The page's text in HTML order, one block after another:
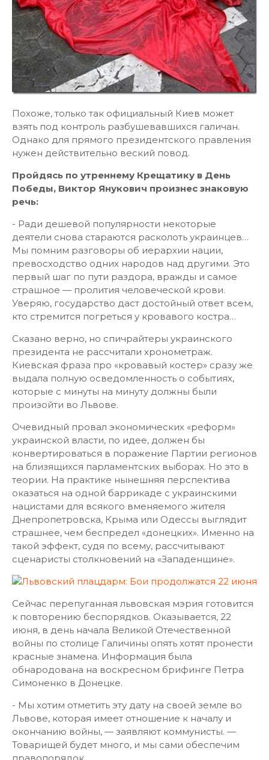
Похоже, только так официальный Киев может
взять под контроль разбушевавшихся галичан.
Однако для прямого президентского правления
нужен действительно веский повод.
Пройдясь по утреннему Крещатику в День
Победы, Виктор Янукович произнес знаковую
речь:
- Ради дешевой популярности некоторые
деятели снова стараются расколоть украинцев…
Мы помним разговоры об иерархии нации,
превосходство одних народов над другими. Это
первый шаг по пути раздора, вражды и самое
страшное — пролития человеческой крови.
Уверяю, государство даст достойный ответ всем,
кто стремится погреться у кровавого костра…
Сказано верно, но спичрайтеры украинского
президента не рассчитали хронометраж.
Киевская фраза про «кровавый костер» сразу же
выдала полную осведомленность о событиях,
которые с минуты на минуту должны были
произойти во Львове.
Очевидный провал экономических «реформ»
украинской власти, по идее, должен бы
конвертироваться в поражение Партии регионов
на близящихся парламентских выборах. Но это в
теории. На практике нынешняя перспектива
оказаться на одной баррикаде с украинскими
нацистами для всякого вменяемого жителя
Днепропетровска, Крыма или Одессы выглядит
страшнее, чем беспредел «донецких». Именно на
такой эффект, судя по всему, рассчитывают
сценаристы столкновений на «Западенщине».
Сейчас перепуганная львовская мэрия готовится
к повторению беспорядков. Оказывается, 22
июня, в день начала Великой Отечественной
войны по столице Галичины опять хотят пронести
красные знамена. Информация была
обнародована на воскресном брифинге Петра
Симоненко в Донецке.
- Мы хотим отметить эту дату на своей земле во
Львове, которая имеет отношение к началу и
окончанию войны, — заявляют коммунисты. —
Товарищей будет много, и мы сами обеспечим